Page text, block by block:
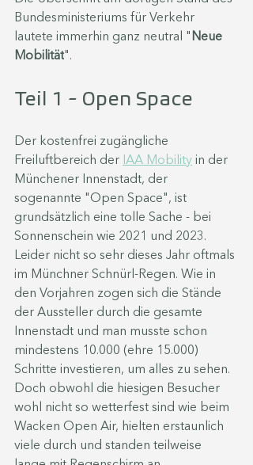
Bundesministeriums für Verkehr
lautete immerhin ganz neutral " Neue
Mobilität".
Teil 1 - Open Space
Der kostenfrei zugängliche
Freiluftbereich der IAA Mobility in der
Münchener Innenstadt, der
sogenannte "Open Space", ist
grundsätzlich eine tolle Sache - bei
Sonnenschein wie 2021 und 2023.
Leider nicht so sehr dieses Jahr oftmals
im Münchner Schnürl-Regen. Wie in
den Vorjahren zogen sich die Stände
der Aussteller durch die gesamte
Innenstadt und man musste schon
mindestens 10.000 (ehre 15.000)
Schritte investieren, um alles zu sehen.
Doch obwohl die hiesigen Besucher
wohl nicht so wetterfest sind wie beim
Wacken Open Air, hielten erstaunlich
viele durch und standen teilweise